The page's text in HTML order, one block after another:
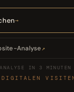
Analyse↗
IN 3 MINUTEN